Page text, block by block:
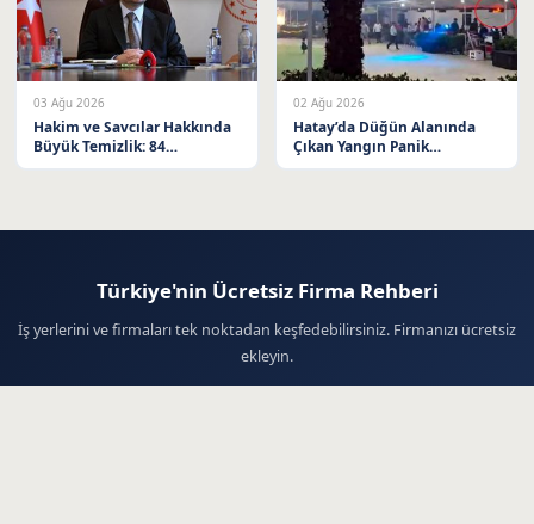
03 Ağu 2026
Hakim ve Savcılar Hakkında
Büyük Temizlik: 84
02 Ağu 2026
Hatay’da Düğün Alanında
Çıkan Yangın Panik
Türkiye'nin Ücretsiz Firma Rehberi
İş yerlerini ve firmaları tek noktadan keşfedebilirsiniz. Firmanızı ücretsiz
ekleyin.